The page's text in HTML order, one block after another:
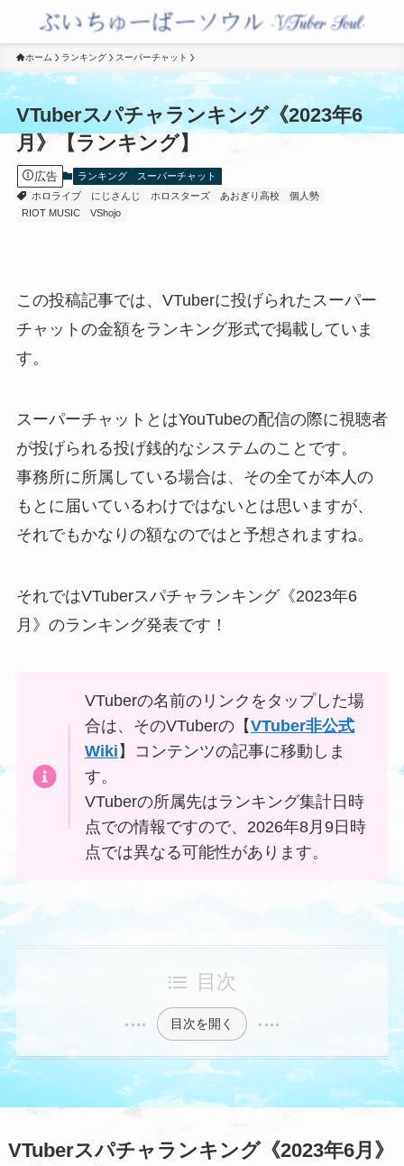
ホーム ランキング スーパーチャット
VTuberスパチャランキング《2023年6
月》【ランキング】
広告 ランキング
スーパーチャット
ホロライブ
にじさんじ ホロスターズ あおぎり高校
個人勢
RIOT MUSIC
VShojo
この投稿記事では、VTuberに投げられたスーパー
チャットの金額をランキング形式で掲載していま
す。
スーパーチャットとはYouTubeの配信の際に視聴者
が投げられる投げ銭的なシステムのことです。
事務所に所属している場合は、その全てが本人の
もとに届いているわけではないとは思いますが、
それでもかなりの額なのではと予想されますね。
それではVTuberスパチャランキング《2023年6
月》のランキング発表です！
VTuberの名前のリンクを タップした場
合は、そのVTuberの【VTuber非公式
Wiki 】コンテンツの記事に移動しま
す。
VTuberの所属先はランキング集計日時
点での情報ですので、2026年8月9日時
点では異なる可能性があります。
目次
目次を開く
VTuberスパチャランキング《2023年6月》